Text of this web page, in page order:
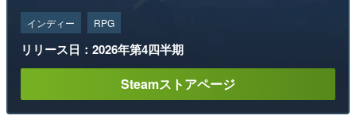
インディー RPG
リリース日：2026年第4四半期
Steamストアページ